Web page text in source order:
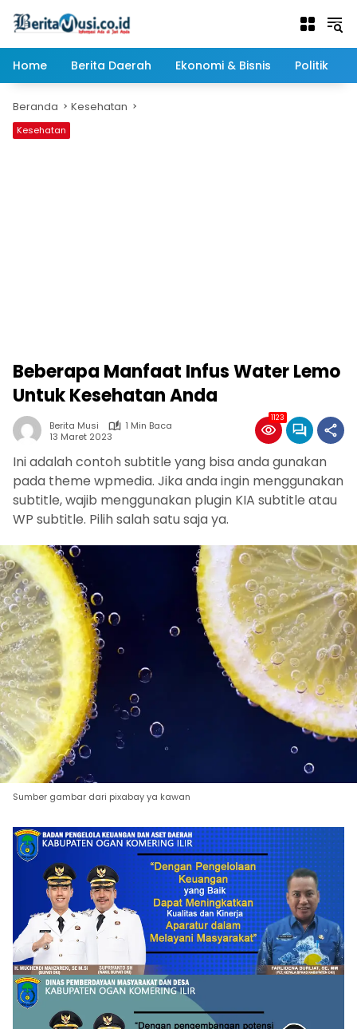
Home
Berita Daerah Ekonomi & Bisnis Politik
Beranda Kesehatan
Kesehatan
Beberapa Manfaat Infus Water Lemo
Untuk Kesehatan Anda
Berita Musi
1 Min Baca
13 Maret 2023
1123
Ini adalah contoh subtitle yang bisa anda gunakan
pada theme wpmedia. Jika anda ingin menggunakan
subtitle, wajib menggunakan plugin KIA subtitle atau
WP subtitle. Pilih salah satu saja ya.
Sumber gambar dari pixabay ya kawan